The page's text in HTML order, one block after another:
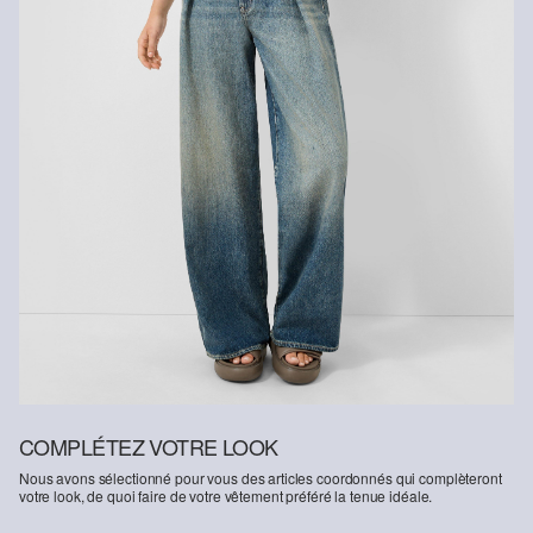
COMPLÉTEZ VOTRE LOOK
Nous avons sélectionné pour vous des articles coordonnés qui complèteront
votre look, de quoi faire de votre vêtement préféré la tenue idéale.